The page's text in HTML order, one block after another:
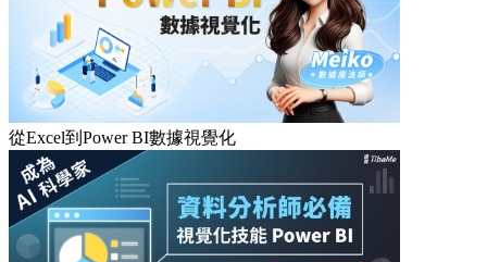
從Excel到Power BI數據視覺化